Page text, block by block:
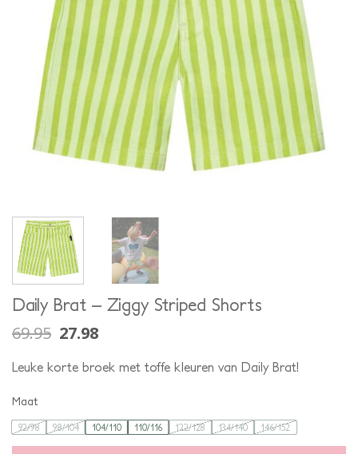
Daily Brat – Ziggy Striped Shorts
69.95 27.98
Leuke korte broek met toffe kleuren van Daily Brat!
Maat
92/98 98/104 104/110 110/116 122/128 134/140 146/152